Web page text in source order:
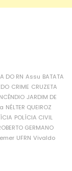
DO RN Assu BATATA
CRIME CRUZETA
JARDIM DE
NÉLTER QUEIROZ
POLÍCIA CIVIL
GERMANO
UFRN Vivaldo